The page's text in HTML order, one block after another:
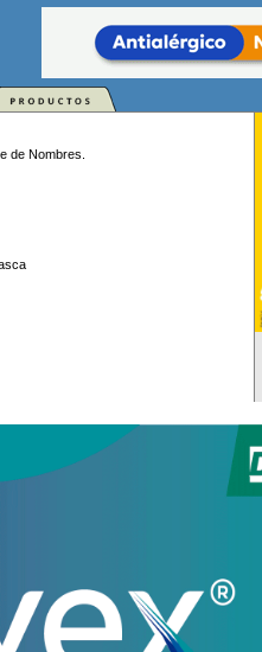
de Nombres.